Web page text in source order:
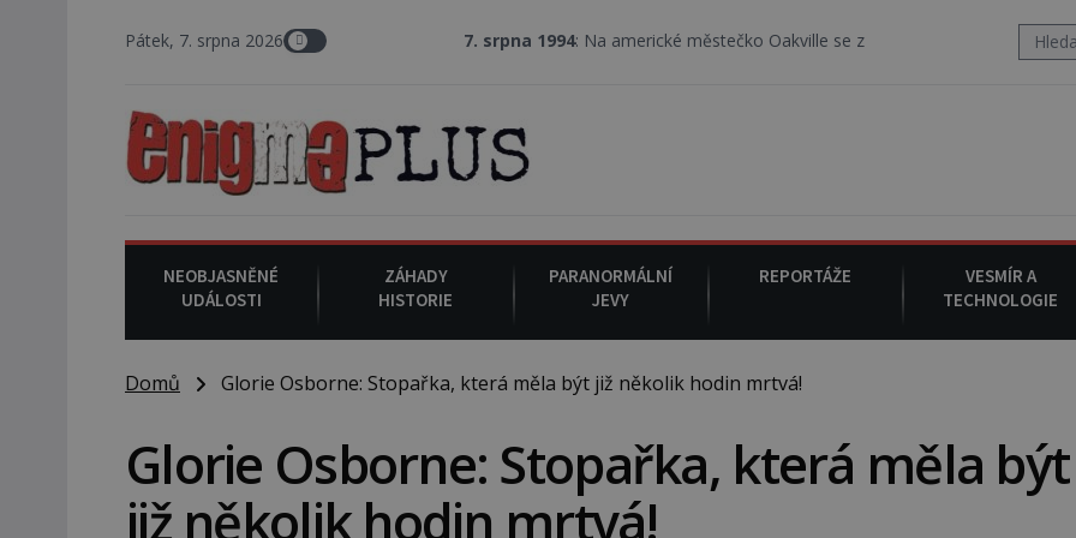
Pátek, 7. srpna 2026 7. srpna 1994 : Na americké městečko Oakville se z nebe snáší podivná rosolovitá látka
NEOBJASNĚNÉ
UDÁLOSTI
ZÁHADY
HISTORIE
PARANORMÁLNÍ
JEVY
REPORTÁŽE
VESMÍR A
TECHNOLOGIE
Domů Glorie Osborne: Stopařka, která měla být již několik hodin mrtvá!
Glorie Osborne: Stopařka, která měla být
již několik hodin mrtvá!